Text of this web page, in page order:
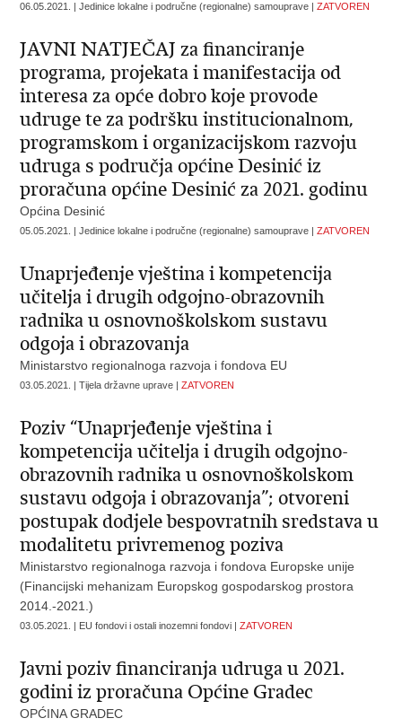
06.05.2021. | Jedinice lokalne i područne (regionalne) samouprave |ZATVOREN
JAVNI NATJEČAJ za financiranje
programa, projekata i manifestacija od
interesa za opće dobro koje provode
udruge te za podršku institucionalnom,
programskom i organizacijskom razvoju
udruga s područja općine Desinić iz
proračuna općine Desinić za 2021. godinu
Općina Desinić
05.05.2021. | Jedinice lokalne i područne (regionalne) samouprave |ZATVOREN
Unaprjeđenje vještina i kompetencija
učitelja i drugih odgojno-obrazovnih
radnika u osnovnoškolskom sustavu
odgoja i obrazovanja
Ministarstvo regionalnoga razvoja i fondova EU
03.05.2021. | Tijela državne uprave |ZATVOREN
Poziv “Unaprjeđenje vještina i
kompetencija učitelja i drugih odgojno-
obrazovnih radnika u osnovnoškolskom
sustavu odgoja i obrazovanja”; otvoreni
postupak dodjele bespovratnih sredstava u
modalitetu privremenog poziva
Ministarstvo regionalnoga razvoja i fondova Europske unije
(Financijski mehanizam Europskog gospodarskog prostora
2014.-2021.)
03.05.2021. | EU fondovi i ostali inozemni fondovi |ZATVOREN
Javni poziv financiranja udruga u 2021.
godini iz proračuna Općine Gradec
OPĆINA GRADEC